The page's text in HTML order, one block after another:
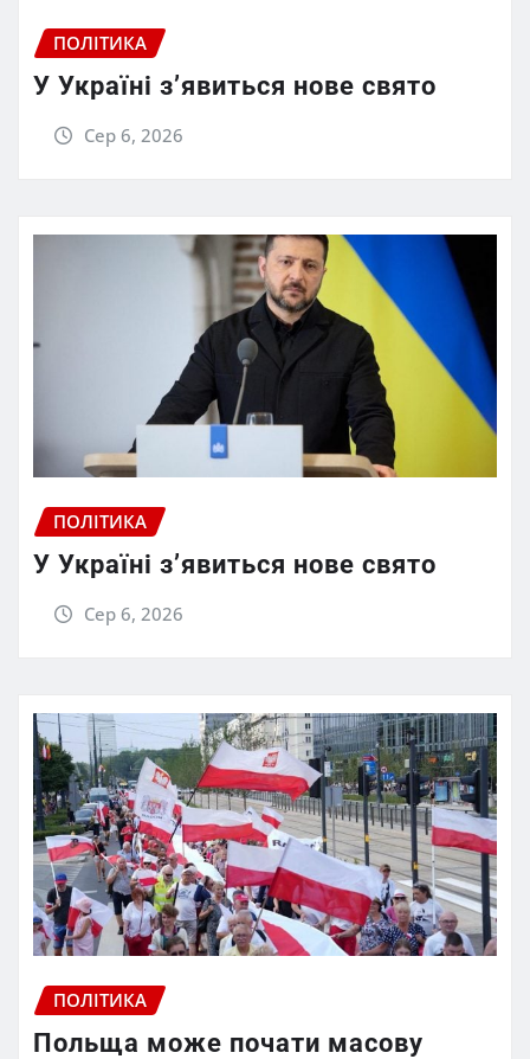
ПОЛІТИКА
У Україні з’явиться нове свято
Сер 6, 2026
ПОЛІТИКА
У Україні з’явиться нове свято
Сер 6, 2026
ПОЛІТИКА
Польща може почати масову